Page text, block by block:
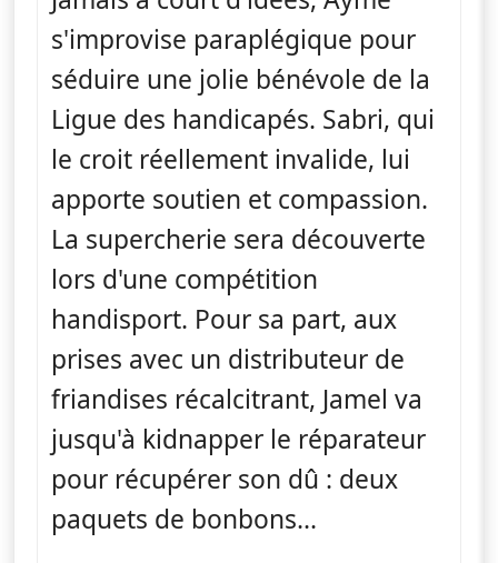
s'improvise paraplégique pour
séduire une jolie bénévole de la
Ligue des handicapés. Sabri, qui
le croit réellement invalide, lui
apporte soutien et compassion.
La supercherie sera découverte
lors d'une compétition
handisport. Pour sa part, aux
prises avec un distributeur de
friandises récalcitrant, Jamel va
jusqu'à kidnapper le réparateur
pour récupérer son dû : deux
paquets de bonbons...